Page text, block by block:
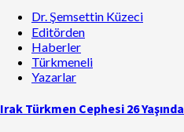
Dr. Şemsettin Küzeci
Editörden
Haberler
Türkmeneli
Yazarlar
Irak Türkmen Cephesi 26 Yaşında